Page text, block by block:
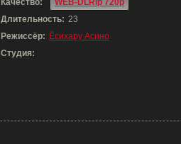
Качество:
WEB-DLRip 720p
Длительность: 23
Режиссёр: Ёсихару Асино
Студия: